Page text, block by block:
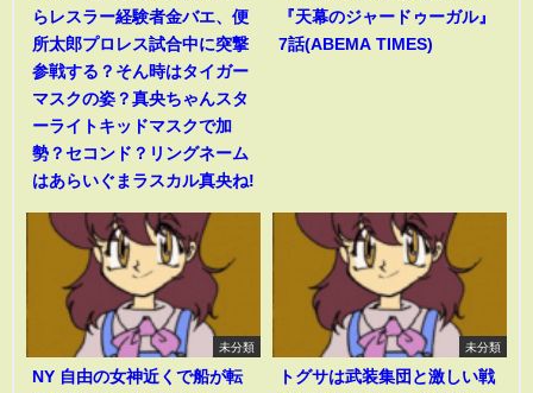
らレスラー経験者金バエ、便
所太郎プロレス試合中に突撃
参戦する？そん時はタイガー
マスクの姿？真央ちゃんスタ
ーライトキッドマスクで加
勢？セコンド？リングネーム
はあらいぐまラスカル真央ね!
『天幕のジャードゥーガル』
7話(ABEMA TIMES)
未分類
NY 自由の女神近くで船が転
未分類
トグサは武装集団と激しい戦